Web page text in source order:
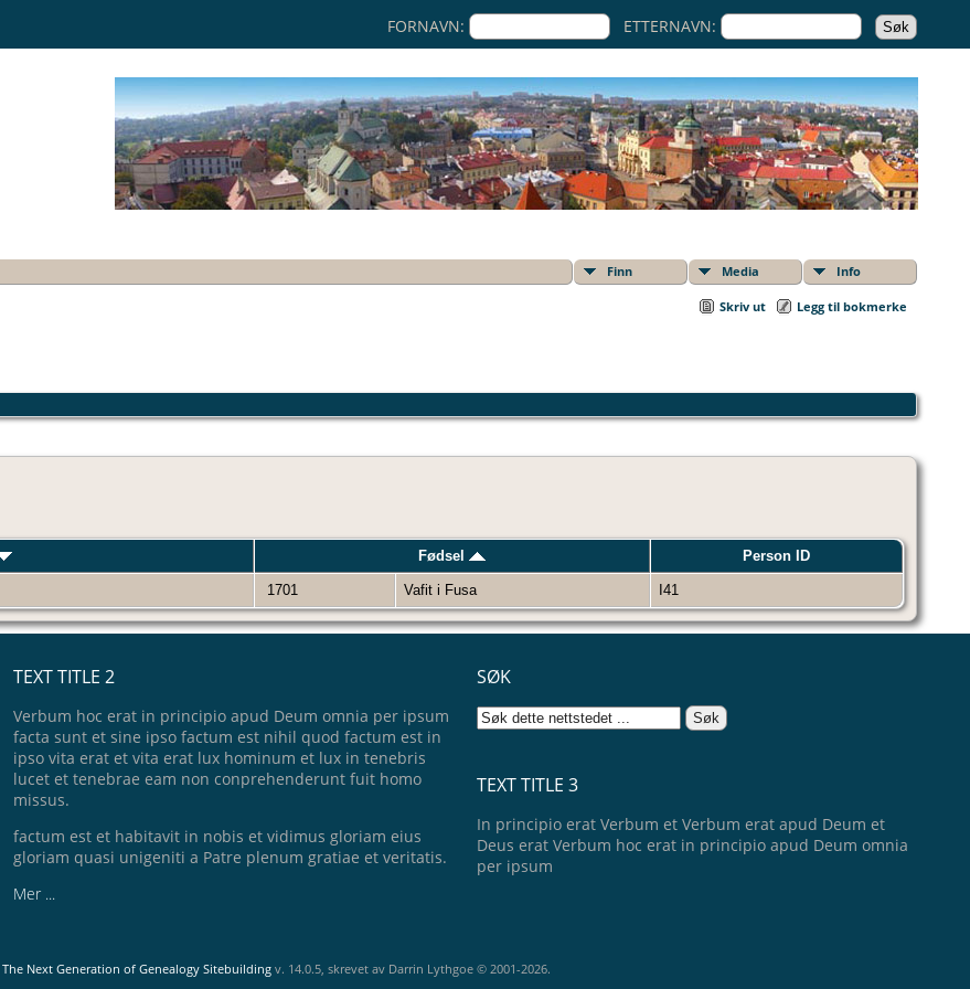
FORNAVN: ETTERNAVN:
Finn Media Info
Skriv ut Legg til bokmerke
Fødsel Person ID
1701 Vafit i Fusa I41
TEXT TITLE 2
Verbum hoc erat in principio apud Deum omnia per ipsum
facta sunt et sine ipso factum est nihil quod factum est in
ipso vita erat et vita erat lux hominum et lux in tenebris
lucet et tenebrae eam non conprehenderunt fuit homo
missus.
factum est et habitavit in nobis et vidimus gloriam eius
gloriam quasi unigeniti a Patre plenum gratiae et veritatis.
Mer ...
SØK
TEXT TITLE 3
In principio erat Verbum et Verbum erat apud Deum et
Deus erat Verbum hoc erat in principio apud Deum omnia
per ipsum
The Next Generation of Genealogy Sitebuilding v. 14.0.5, skrevet av Darrin Lythgoe © 2001-2026.